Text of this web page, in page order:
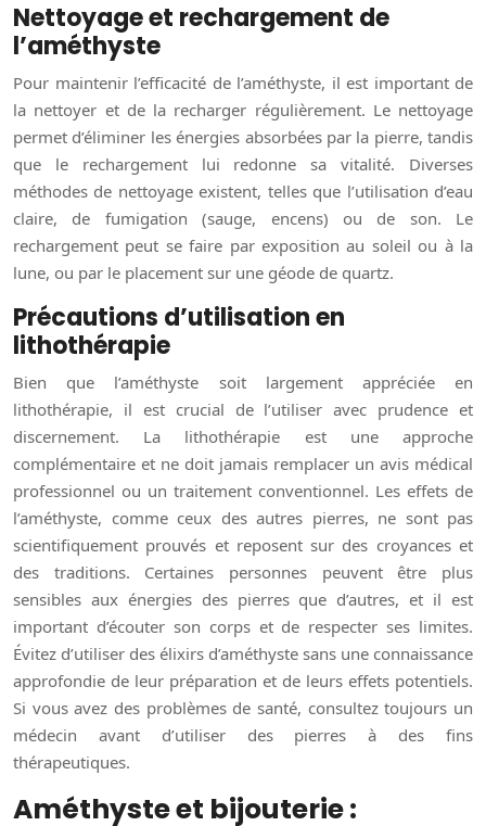
Nettoyage et rechargement de
l’améthyste
Pour maintenir l’efficacité de l’améthyste, il est important de
la nettoyer et de la recharger régulièrement. Le nettoyage
permet d’éliminer les énergies absorbées par la pierre, tandis
que le rechargement lui redonne sa vitalité. Diverses
méthodes de nettoyage existent, telles que l’utilisation d’eau
claire, de fumigation (sauge, encens) ou de son. Le
rechargement peut se faire par exposition au soleil ou à la
lune, ou par le placement sur une géode de quartz.
Précautions d’utilisation en
lithothérapie
Bien que l’améthyste soit largement appréciée en
lithothérapie, il est crucial de l’utiliser avec prudence et
discernement. La lithothérapie est une approche
complémentaire et ne doit jamais remplacer un avis médical
professionnel ou un traitement conventionnel. Les effets de
l’améthyste, comme ceux des autres pierres, ne sont pas
scientifiquement prouvés et reposent sur des croyances et
des traditions. Certaines personnes peuvent être plus
sensibles aux énergies des pierres que d’autres, et il est
important d’écouter son corps et de respecter ses limites.
Évitez d’utiliser des élixirs d’améthyste sans une connaissance
approfondie de leur préparation et de leurs effets potentiels.
Si vous avez des problèmes de santé, consultez toujours un
médecin avant d’utiliser des pierres à des fins
thérapeutiques.
Améthyste et bijouterie :